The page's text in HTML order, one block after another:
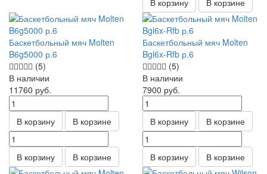
В корзину В корзине
Баскетбольный мяч Molten
B6g5000 р.6
(5)
В наличии
11760 руб.
В корзину В корзине
В корзину В корзине
Баскетбольный мяч Molten
Bgl6x-Rfb р.6
(5)
В наличии
7900 руб.
В корзину В корзине
В корзину В корзине